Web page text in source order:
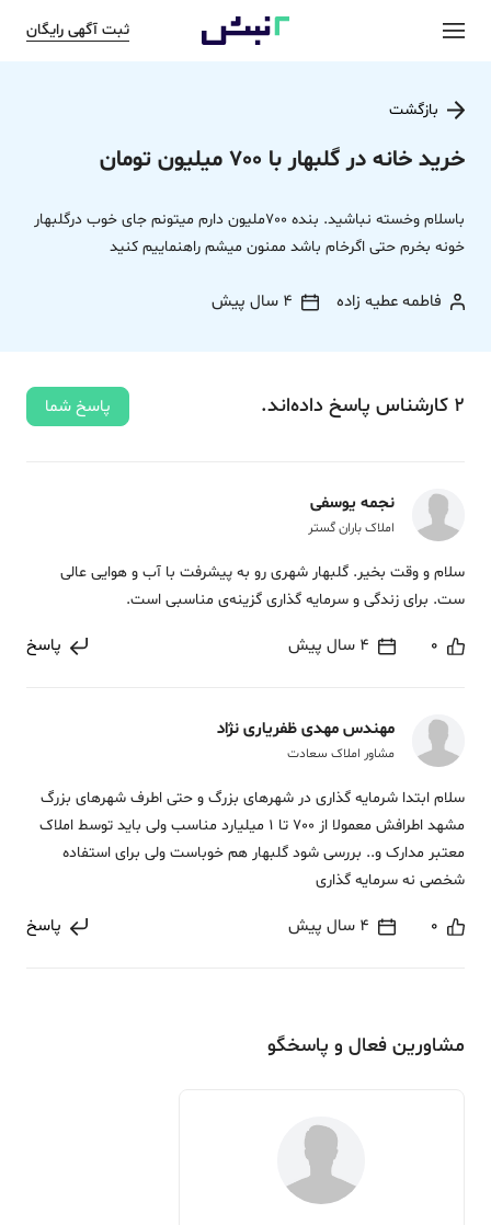
ثبت آگهی رایگان
بازگشت
خرید خانه در گلبهار با 700 میلیون تومان
باسلام وخسته نباشید. بنده 700ملیون دارم میتونم جای خوب درگلبهار
خونه بخرم حتی اگرخام باشد ممنون میشم راهنماییم کنید
فاطمه عطیه زاده 4 سال پیش
2 کارشناس پاسخ داده‌اند. پاسخ شما
نجمه یوسفی
املاک باران گستر
سلام و وقت بخیر. گلبهار شهری رو به پیشرفت با آب و هوایی عالی
ست. برای زندگی و سرمایه گذاری گزینه‌ی مناسبی است.
0 4 سال پیش پاسخ
مهندس مهدی ظفریاری نژاد
مشاور املاک سعادت
سلام ابتدا شرمایه گذاری در شهرهای بزرگ و حتی اطرف شهرهای بزرگ
مشهد اطرافش معمولا از 700 تا 1 میلیارد مناسب ولی باید توسط املاک
معتبر مدارک و.. بررسی شود گلبهار هم خوباست ولی برای استفاده
شخصی نه سرمایه گذاری
0 4 سال پیش پاسخ
مشاورین فعال و پاسخگو